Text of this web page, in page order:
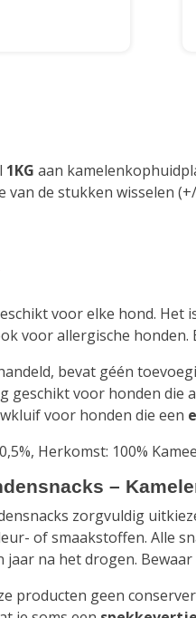
1KG aan
de stukken wisselen
voor elke hond.
voor allergische honden.
bevat géén
geschikt voor honden
voor honden die een
Herkomst: 100%
–
zorgvuldig
of smaakstoffen. Alle
na het drogen.
producten geen